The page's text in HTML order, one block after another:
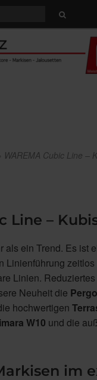
WAREMA Cubic Line –
Line –
als ein Trend. Es ist
Linienführung
Linien.
Neuheit die
hochwertigen
W10 und die
im